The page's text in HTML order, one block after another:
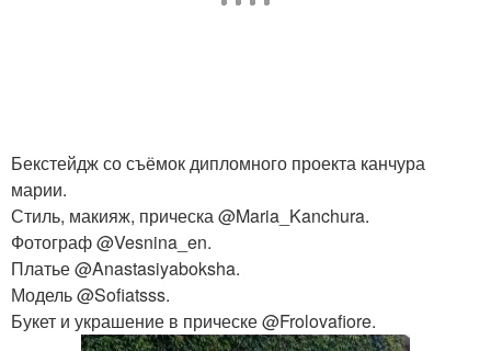
Бекстейдж со съёмок дипломного проекта канчура
марии.
Стиль, макияж, прическа @Maria_Kanchura.
Фотограф @Vesnina_en.
Платье @Anastasiyaboksha.
Модель @Sofiatsss.
Букет и украшение в прическе @Frolovafiore.